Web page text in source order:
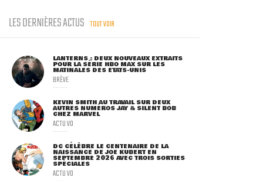
LES DERNIÈRES ACTUS TOUT VOIR
LANTERNS : DEUX NOUVEAUX EXTRAITS
POUR LA SÉRIE HBO MAX SUR LES
MATINALES DES ETATS-UNIS
BRÈVE
KEVIN SMITH AU TRAVAIL SUR DEUX
AUTRES NUMÉROS JAY & SILENT BOB
CHEZ MARVEL
ACTU VO
DC CÉLÈBRE LE CENTENAIRE DE LA
NAISSANCE DE JOE KUBERT EN
SEPTEMBRE 2026 AVEC TROIS SORTIES
SPÉCIALES
ACTU VO